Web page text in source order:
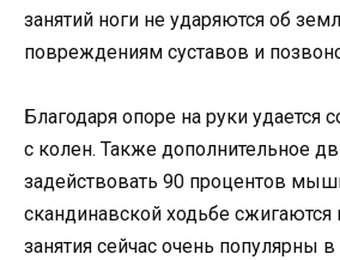
занятий ноги не ударяются об
повреждениям суставов и
Благодаря опоре на руки удается
с колен. Также дополнительное
задействовать 90 процентов
скандинавской ходьбе сжигаются
занятия сейчас очень популярны